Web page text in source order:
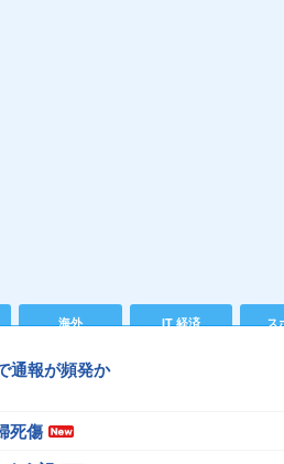
海外 IT 経済 ス
通報が頻発か
死傷